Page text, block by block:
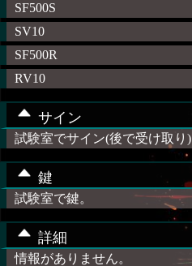
SF500S
SV10
SF500R
RV10
サイン
試験室でサイン(後で受け取り)
鍵
試験室で鍵。
詳細
情報がありません。